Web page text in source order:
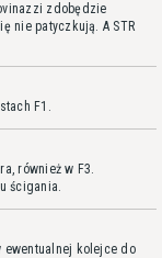
zdobędzie
nie patyczkują. A STR
F1.
również w F3.
ścigania.
ewentualnej kolejce do